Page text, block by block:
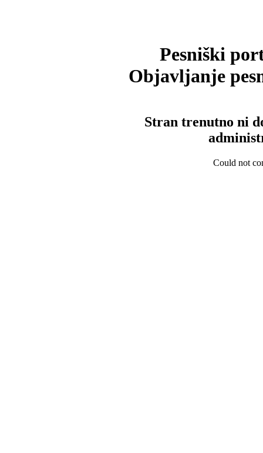
Pesniški
Objavljanje
Stran trenutno ni
Could not